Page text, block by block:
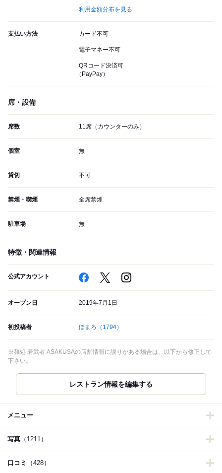
利用金額分布を見る
支払い方法 カード不可
電子マネー不可
QRコード決済可
（PayPay）
席・設備
席数 11席（カウンターのみ）
個室 無
貸切 不可
禁煙・喫煙 全席禁煙
駐車場 無
特徴・関連情報
公式アカウント
オープン日 2019年7月1日
初投稿者 ほまろ （1794）
※麺処 若武者 ASAKUSAの店舗情報に誤りがある場合は、以下から修正して
下さい。
メニュー
写真 （1211）
口コミ （428）